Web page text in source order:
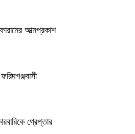
আত্মপ্রকাশ
গ্রেপ্তার